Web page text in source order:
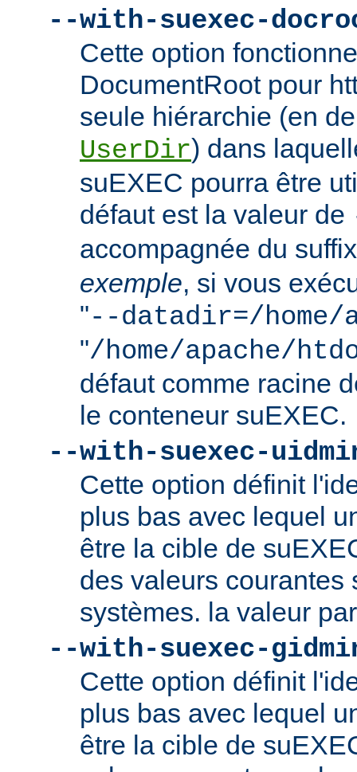
--with-suexec-
Cette option
DocumentRoot pour
seule hiérarchie (en
UserDir) dans
suEXEC pourra être
défaut est la valeur de
accompagnée du
exemple, si vous
"--datadir=/home/
"/home/apache/
défaut comme racine
le conteneur suEXEC.
--with-suexec-
Cette option définit
plus bas avec lequel
être la cible de
des valeurs courantes
systèmes. la valeur
--with-suexec-
Cette option définit
plus bas avec lequel
être la cible de